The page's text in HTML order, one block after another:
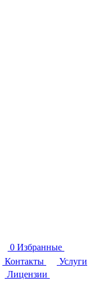
0 Избранные
Контакты
Услуги
Лицензии